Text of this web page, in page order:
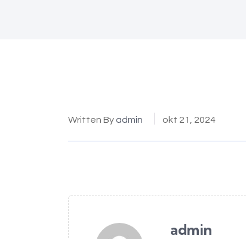
Written By admin okt 21, 2024
admin